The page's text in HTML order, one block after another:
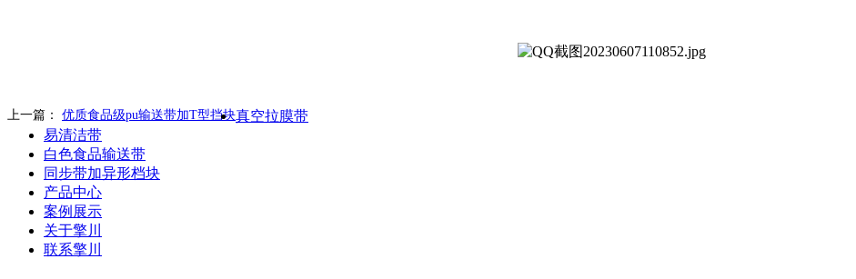
上一篇： 优质食品级pu输送带加T型挡块真空拉膜带
易清洁带
白色食品输送带
同步带加异形档块
产品中心
案例展示
关于擎川
联系擎川